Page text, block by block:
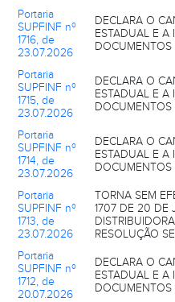
Portaria
SUPFINF nº
1716, de
23.07.2026
DECLARA O
ESTADUAL E A
DOCUMENTOS
Portaria
SUPFINF nº
1715, de
23.07.2026
DECLARA O
ESTADUAL E A
DOCUMENTOS
Portaria
SUPFINF nº
1714, de
23.07.2026
DECLARA O
ESTADUAL E A
DOCUMENTOS
Portaria
SUPFINF nº
1713, de
23.07.2026
TORNA SEM
1707 DE 20 DE
RESOLUÇÃO
Portaria
SUPFINF nº
1712, de
20.07.2026
DECLARA O
ESTADUAL E A
DOCUMENTOS